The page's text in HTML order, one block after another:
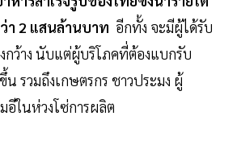
า 2 แสนล้านบาท อีกทั้ง จะมีผู้ได้รับ
กว้าง นับแต่ผู้บริโภคที่ต้องแบกรับ
น รวมถึงเกษตรกร ชาวประมง ผู้
อีในห่วงโซ่การผลิต